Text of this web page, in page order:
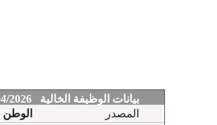
بيانات الوظيفة الخالية 18/04/2026
الوطن
المصدر